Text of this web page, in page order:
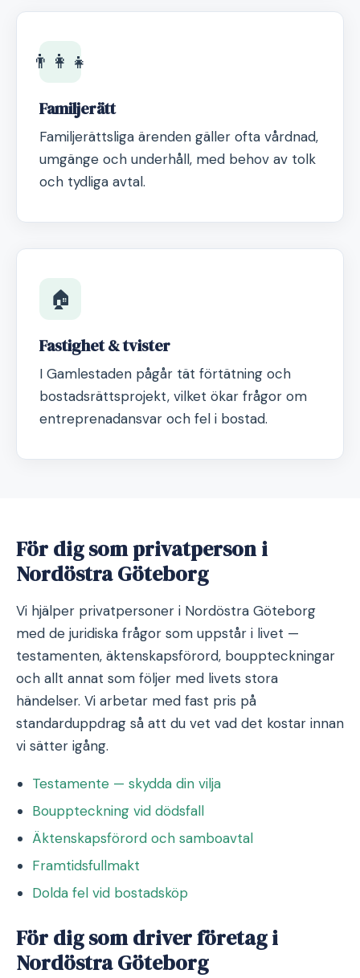
👨‍👩‍👧
Familjerätt
Familjerättsliga ärenden gäller ofta vårdnad,
umgänge och underhåll, med behov av tolk
och tydliga avtal.
🏠
Fastighet & tvister
I Gamlestaden pågår tät förtätning och
bostadsrättsprojekt, vilket ökar frågor om
entreprenadansvar och fel i bostad.
För dig som privatperson i
Nordöstra Göteborg
Vi hjälper privatpersoner i Nordöstra Göteborg
med de juridiska frågor som uppstår i livet —
testamenten, äktenskapsförord, bouppteckningar
och allt annat som följer med livets stora
händelser. Vi arbetar med fast pris på
standarduppdrag så att du vet vad det kostar innan
vi sätter igång.
Testamente — skydda din vilja
Bouppteckning vid dödsfall
Äktenskapsförord och samboavtal
Framtidsfullmakt
Dolda fel vid bostadsköp
För dig som driver företag i
Nordöstra Göteborg